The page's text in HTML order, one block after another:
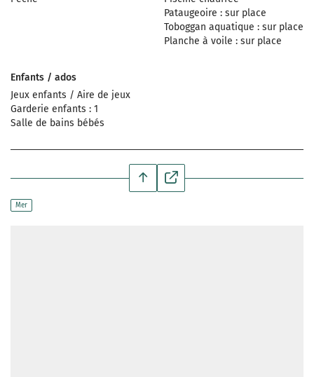
Pataugeoire : sur place
Toboggan aquatique : sur place
Planche à voile : sur place
Enfants / ados
Jeux enfants / Aire de jeux
Garderie enfants : 1
Salle de bains bébés
Mer